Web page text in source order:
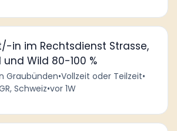
in im Rechtsdienst Strasse,
und Wild 80-100 %
Graubünden•Vollzeit oder Teilzeit•
Schweiz•vor 1W